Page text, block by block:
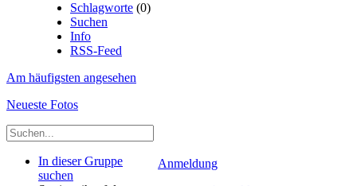
Schlagworte (0)
Suchen
Info
RSS-Feed
Am häufigsten angesehen
Neueste Fotos
Anmeldung
In dieser Gruppe
suchen